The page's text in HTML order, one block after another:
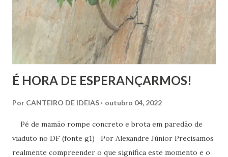
É HORA DE ESPERANÇARMOS!
Por CANTEIRO DE IDEIAS outubro 04, 2022
Pé de mamão rompe concreto e brota em paredão de
viaduto no DF (fonte g1) Por Alexandre Júnior Precisamos
realmente compreender o que significa este momento e o